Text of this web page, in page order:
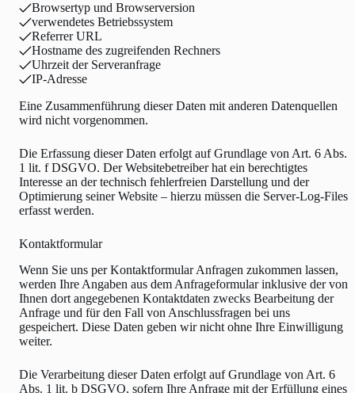
Browsertyp und Browserversion
verwendetes Betriebssystem
Referrer URL
Hostname des zugreifenden Rechners
Uhrzeit der Serveranfrage
IP-Adresse
Eine Zusammenführung dieser Daten mit anderen Datenquellen
wird nicht vorgenommen.
Die Erfassung dieser Daten erfolgt auf Grundlage von Art. 6 Abs.
1 lit. f DSGVO. Der Websitebetreiber hat ein berechtigtes
Interesse an der technisch fehlerfreien Darstellung und der
Optimierung seiner Website – hierzu müssen die Server-Log-Files
erfasst werden.
Kontaktformular
Wenn Sie uns per Kontaktformular Anfragen zukommen lassen,
werden Ihre Angaben aus dem Anfrageformular inklusive der von
Ihnen dort angegebenen Kontaktdaten zwecks Bearbeitung der
Anfrage und für den Fall von Anschlussfragen bei uns
gespeichert. Diese Daten geben wir nicht ohne Ihre Einwilligung
weiter.
Die Verarbeitung dieser Daten erfolgt auf Grundlage von Art. 6
Abs. 1 lit. b DSGVO, sofern Ihre Anfrage mit der Erfüllung eines